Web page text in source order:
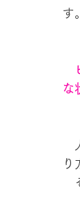
す。
な
り